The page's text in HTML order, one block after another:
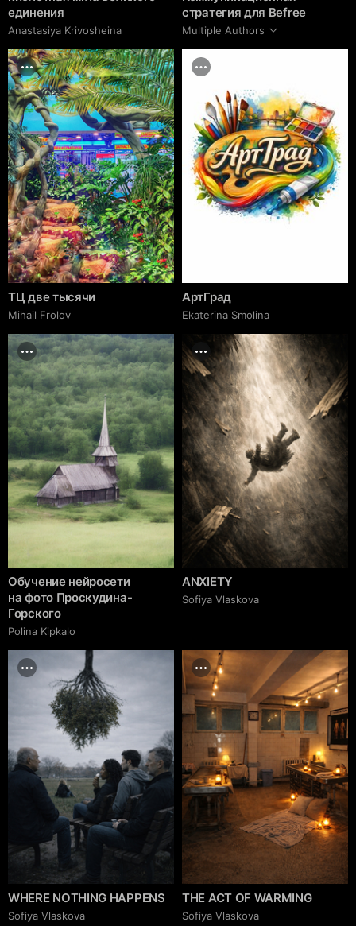
единения
Anastasiya Krivosheina
стратегия для Befree
Multiple Authors
ТЦ две тысячи
Mihail Frolov
АртГрад
Ekaterina Smolina
Обучение нейросети
на фото Проскудина-
Горского
Polina Kipkalo
ANXIETY
Sofiya Vlaskova
WHERE NOTHING HAPPENS
Sofiya Vlaskova
THE ACT OF WARMING
Sofiya Vlaskova